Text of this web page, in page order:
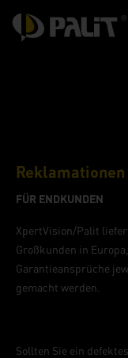
Reklamationen
FÜR ENDKUNDEN
XpertVision/Palit
Großkunden in
Garantieansprüche
gemacht werden.
Sollten Sie ein